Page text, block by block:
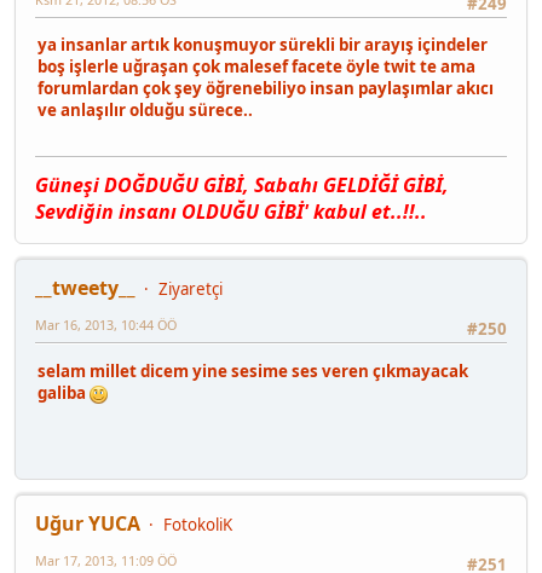
ya insanlar artık konuşmuyor sürekli bir arayış içindeler
boş işlerle uğraşan çok malesef facete öyle twit te ama
forumlardan çok şey öğrenebiliyo insan paylaşımlar akıcı
ve anlaşılır olduğu sürece..
Güneşi DOĞDUĞU GİBİ, Sαbαhı GELDİĞİ GİBİ,
Sevdiğin insαnı OLDUĞU GİBİ' kαbul et..!!..
__tweety__
Ziyaretçi
#250
Mar 16, 2013, 10:44 ÖÖ
selam millet dicem yine sesime ses veren çıkmayacak
galiba
Uğur YUCA
FotokoliK
#251
Mar 17, 2013, 11:09 ÖÖ